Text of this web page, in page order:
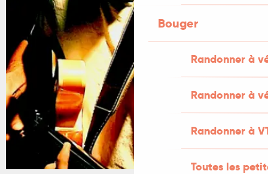
Bouger
Randonner à
Randonner à
Randonner à
Toutes les